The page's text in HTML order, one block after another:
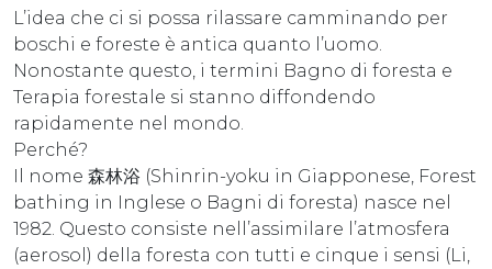
L’idea che ci si possa rilassare camminando per
boschi e foreste è antica quanto l’uomo.
Nonostante questo, i termini Bagno di foresta e
Terapia forestale si stanno diffondendo
rapidamente nel mondo.
Perché?
Il nome 森林浴 (Shinrin-yoku in Giapponese, Forest
bathing in Inglese o Bagni di foresta) nasce nel
1982. Questo consiste nell’assimilare l’atmosfera
(aerosol) della foresta con tutti e cinque i sensi (Li,